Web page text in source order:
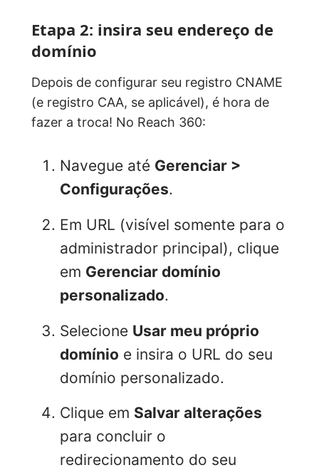
Etapa 2: insira seu endereço de
domínio
Depois de configurar seu registro CNAME
(e registro CAA, se aplicável), é hora de
fazer a troca! No Reach 360:
Navegue até Gerenciar >
Configurações.
Em URL (visível somente para o
administrador principal), clique
em Gerenciar domínio
personalizado.
Selecione Usar meu próprio
domínio e insira o URL do seu
domínio personalizado.
Clique em Salvar alterações
para concluir o
redirecionamento do seu